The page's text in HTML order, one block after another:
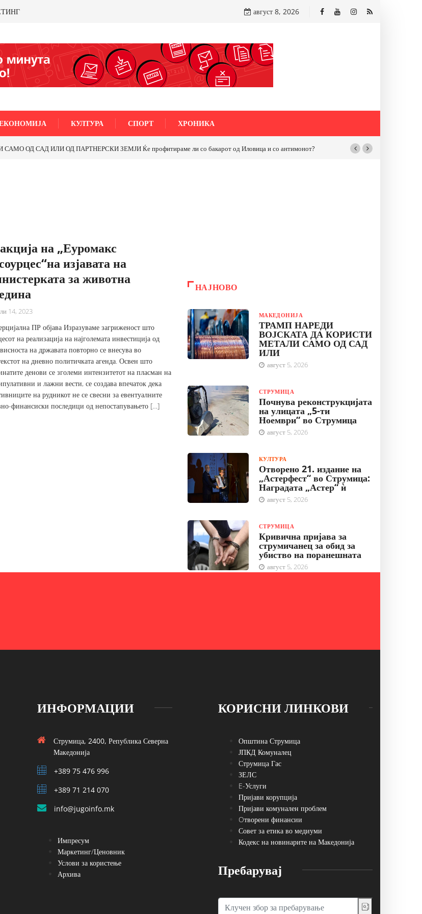
август 8, 2026
КУЛТУРА СПОРТ ХРОНИКА
ОД САД ИЛИ ОД ПАРТНЕРСКИ ЗЕМЈИ Ќе профитираме ли со бакарот од Иловица и со антимонот?
на „Еуромакс
изјавата на
за животна
14, 2023
ПР објава Изразуваме загриженост што
на реализација на најголемата инвестиција од
на државата повторно се внесува во
на дневно политичката агенда. Освен што
денови се зголеми интензитетот на пласман на
и лажни вести, се создава впечаток дека
на рудникот не се свесни за евентуалните
финансиски последици од непостапувањето […]
НАЈНОВО
МАКЕДОНИЈА
ТРАМП НАРЕДИ
ВОЈСКАТА ДА КОРИСТИ
МЕТАЛИ САМО ОД САД
ИЛИ
август 5, 2026
СТРУМИЦА
Почнува реконструкцијата
на улицата „5-ти
Ноември“ во Струмица
август 5, 2026
КУЛТУРА
Отворено 21. издание на
„Астерфест“ во Струмица:
Наградата „Астер“ ѝ
август 5, 2026
СТРУМИЦА
Кривична пријава за
струмичанец за обид за
убиство на поранешната
август 5, 2026
ИНФОРМАЦИИ
Струмица, 2400, Република Северна
Македонија
+389 75 476 996
+389 71 214 070
info@jugoinfo.mk
Импресум
Маркетинг/Ценовник
Услови за користење
Архива
КОРИСНИ ЛИНКОВИ
Општина Струмица
ЈПКД Комуналец
Струмица Гас
ЗЕЛС
E-Услуги
Пријави корупција
Пријави комунален проблем
Oтворени финансии
Совет за етика во медиуми
Кодекс на новинарите на Македонија
Пребарувај